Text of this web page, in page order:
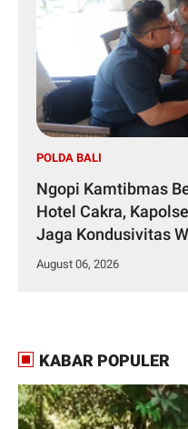
POLDA BALI
Ngopi Kamtibmas
Hotel Cakra,
Jaga Kondusivitas
August 06, 2026
KABAR POPULER